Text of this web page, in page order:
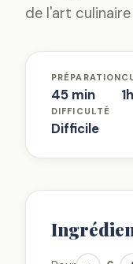
de l'art
PRÉPARATION
45 min
DIFFICULTÉ
Difficile